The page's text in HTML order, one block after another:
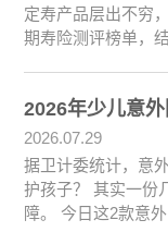
定寿产品层出不穷
期寿险测评榜单，
2026年少儿意
2026.07.29
据卫计委统计，意
护孩子？ 其实一份
障。 今日这2款意